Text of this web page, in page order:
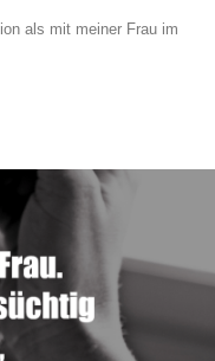
als mit meiner Frau im